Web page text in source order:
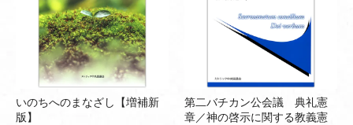
いのちへのまなざし【増補新
版】
第二バチカン公会議 典礼憲
章／神の啓示に関する教義憲